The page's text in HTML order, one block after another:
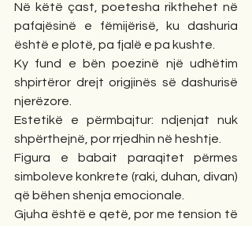
Në këtë çast, poetesha rikthehet në
pafajësinë e fëmijërisë, ku dashuria
është e plotë, pa fjalë e pa kushte.
Ky fund e bën poezinë një udhëtim
shpirtëror drejt origjinës së dashurisë
njerëzore.
Estetikë e përmbajtur: ndjenjat nuk
shpërthejnë, por rrjedhin në heshtje.
Figura e babait paraqitet përmes
simboleve konkrete (raki, duhan, divan)
që bëhen shenja emocionale.
Gjuha është e qetë, por me tension të